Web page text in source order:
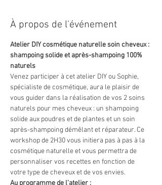
À propos de l'événement
Atelier DIY cosmétique naturelle soin cheveux :
shampoing solide et après-shampoing 100%
naturels
Venez participer à cet atelier DIY ou Sophie,
spécialiste de cosmétique, aura le plaisir de
vous guider dans la réalisation de vos 2 soins
naturels pour mes cheveux : un shampoing
solide aux poudres et de plantes et un soin
après-shampoing démêlant et réparateur. Ce
workshop de 2H30 vous initiera pas à pas à la
cosmétique naturelle et vous permettra de
personnaliser vos recettes en fonction de
votre type de cheveux et de vos envies.
Au programme de l’atelier :